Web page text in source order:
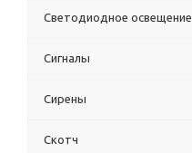
Светодиодное освещение
Сигналы
Сирены
Скотч